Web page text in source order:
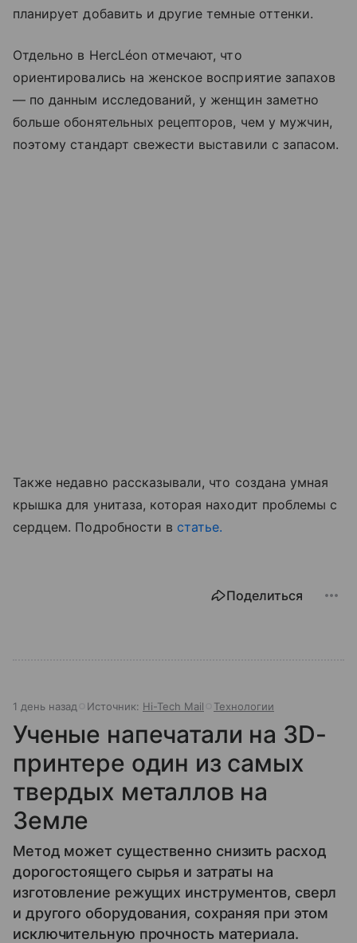
планирует добавить и другие темные оттенки.
Отдельно в HercLéon отмечают, что
ориентировались на женское восприятие запахов
— по данным исследований, у женщин заметно
больше обонятельных рецепторов, чем у мужчин,
поэтому стандарт свежести выставили с запасом.
Также недавно рассказывали, что создана умная
крышка для унитаза, которая находит проблемы с
сердцем. Подробности в статье.
Поделиться
1 день назад Источник: Hi-Tech Mail Технологии
Ученые напечатали на 3D-
принтере один из самых
твердых металлов на
Земле
Метод может существенно снизить расход
дорогостоящего сырья и затраты на
изготовление режущих инструментов, сверл
и другого оборудования, сохраняя при этом
исключительную прочность материала.